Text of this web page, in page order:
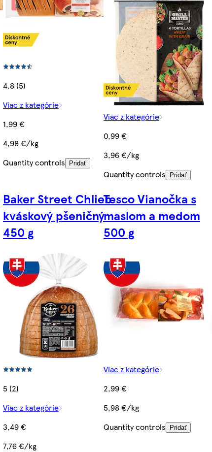
4.8 (5)
Viac z kategórie
1,99 €
4,98 €/kg
Quantity controls
Pridať
Viac z kategórie
0,99 €
3,96 €/kg
Quantity controls
Pridať
Baker Street Chlieb
kváskový pšeničný
450 g
5 (2)
Viac z kategórie
3,49 €
7,76 €/kg
Tesco Vianočka s
maslom a medom
500 g
Viac z kategórie
2,99 €
5,98 €/kg
Quantity controls
Pridať